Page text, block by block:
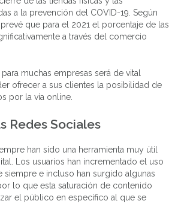
a la prevención del COVID-19. Según
que para el 2021 el porcentaje de las
a través del comercio
para muchas empresas será de vital
ofrecer a sus clientes la posibilidad de
por la vía online.
Redes Sociales
han sido una herramienta muy útil
Los usuarios han incrementado el uso
siempre e incluso han surgido algunas
lo que esta saturación de contenido
el público en específico al que se